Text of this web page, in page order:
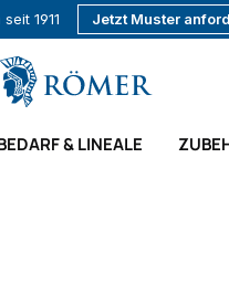
1911 Jetzt Muster
& LINEALE